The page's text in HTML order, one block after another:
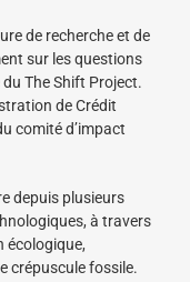
de recherche et de
sur les questions
The Shift Project.
de Crédit
comité d’impact
depuis plusieurs
à travers
écologique,
crépuscule fossile.